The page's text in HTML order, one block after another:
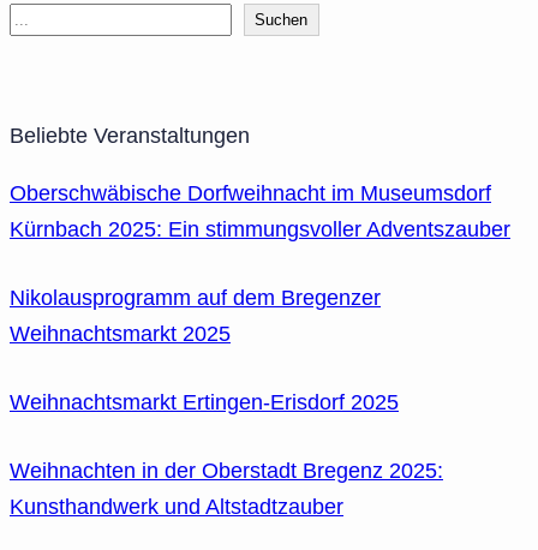
Suchen
Beliebte Veranstaltungen
Oberschwäbische Dorfweihnacht im Museumsdorf
Kürnbach 2025: Ein stimmungsvoller Adventszauber
Nikolausprogramm auf dem Bregenzer
Weihnachtsmarkt 2025
Weihnachtsmarkt Ertingen-Erisdorf 2025
Weihnachten in der Oberstadt Bregenz 2025:
Kunsthandwerk und Altstadtzauber